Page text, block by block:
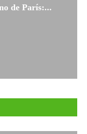
de París:...